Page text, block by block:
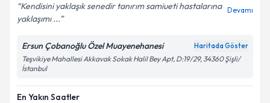
Kendisini yaklaşık senedir tanırım samiueti hastalarına
yaklaşımı ...
Devamı
Ersun Çobanoğlu Özel Muayenehanesi Haritada Göster
Teşvikiye Mahallesi Akkavak Sokak Halil Bey Apt, D:19/29, 34360 Şişli/
İstanbul
En Yakın Saatler